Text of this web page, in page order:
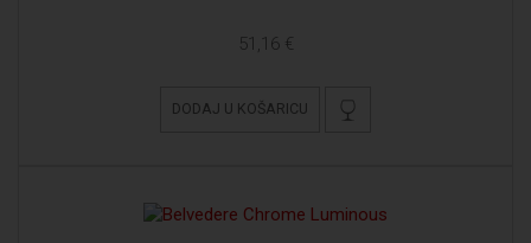
51,16 €
DODAJ U KOŠARICU